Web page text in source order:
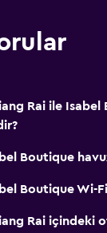
Rai ile Isabel
Boutique
Boutique Wi-
Rai içindeki